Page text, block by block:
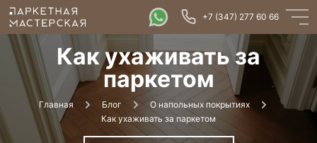
+7 (347) 277 60 66
Как ухаживать за
паркетом
Главная Блог
О напольных покрытиях
Как ухаживать за паркетом